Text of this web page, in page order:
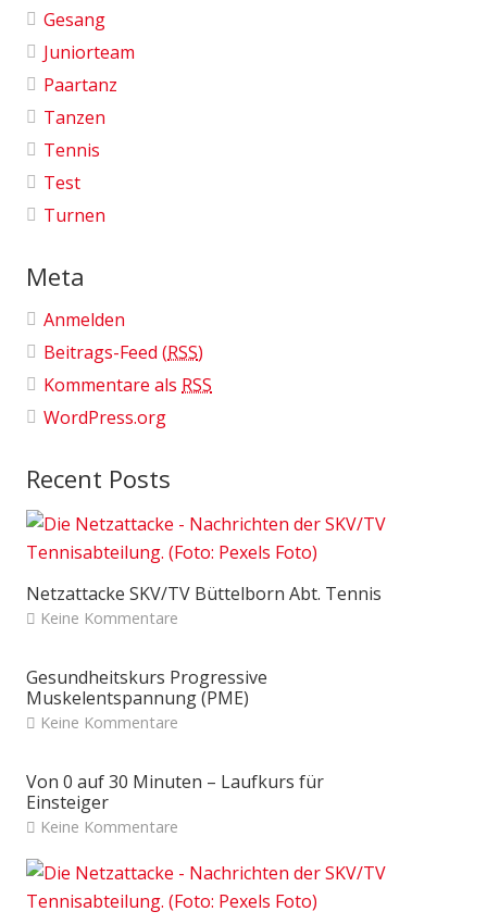
Gesang
Juniorteam
Paartanz
Tanzen
Tennis
Test
Turnen
Meta
Anmelden
Beitrags-Feed (RSS)
Kommentare als RSS
WordPress.org
Recent Posts
Netzattacke SKV/TV Büttelborn Abt. Tennis
Keine Kommentare
Gesundheitskurs Progressive
Muskelentspannung (PME)
Keine Kommentare
Von 0 auf 30 Minuten – Laufkurs für
Einsteiger
Keine Kommentare